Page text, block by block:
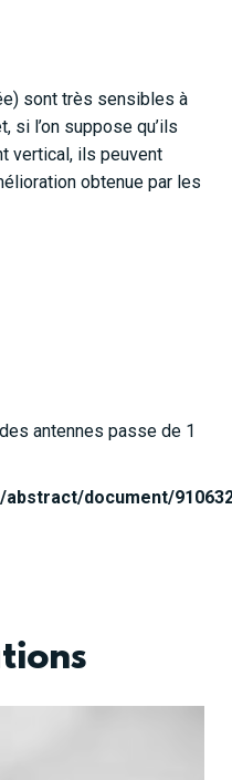
sont très sensibles à
si l’on suppose qu’ils
vertical, ils peuvent
obtenue par les
antennes passe de 1
document/